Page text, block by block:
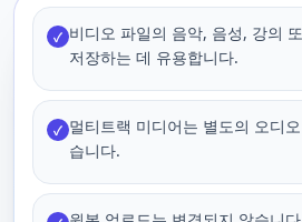
✓ 비디오 파일의 음악, 음성, 강의
저장하는 데 유용합니다.
✓ 멀티트랙 미디어는 별도의 오디
습니다.